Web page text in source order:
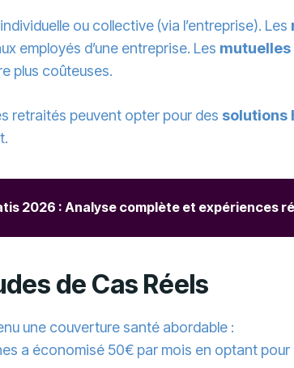
ou collective (via l’entreprise). Les
employés d’une entreprise. Les
plus coûteuses.
retraités peuvent opter pour des solutions
2026 : Analyse complète et expériences
de Cas Réels
une couverture santé abordable :
a économisé 50€ par mois en optant pour